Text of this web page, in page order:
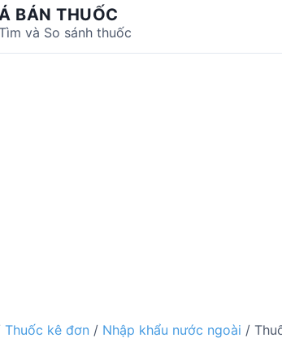
BÁN THUỐC
và So sánh thuốc
Thuốc kê đơn / Nhập khẩu nước ngoài /